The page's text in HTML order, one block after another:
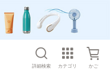
詳細検索 カテゴリ かご